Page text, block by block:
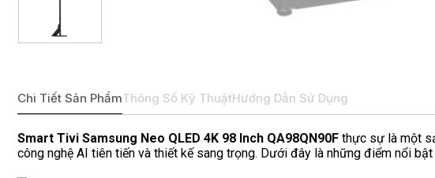
Chi Tiết Sản PhẩmThông Số Kỹ ThuậtHướng Dẫn Sử Dụng
Smart Tivi Samsung Neo QLED 4K 98 Inch QA98QN90F thực sự là một
công nghệ AI tiên tiến và thiết kế sang trọng. Dưới đây là những điểm nổi bật